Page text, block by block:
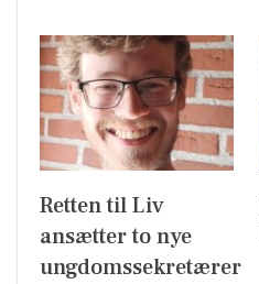
Retten til Liv
ansætter to nye
ungdomssekretærer